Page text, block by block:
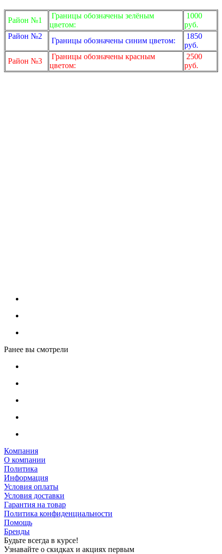
Район №1
Границы обозначены зелёным
цветом:
1000
руб.
Район №2
Границы обозначены синим цветом:
1850
руб.
Район №3
Границы обозначены красным
цветом:
2500
руб.
Ранее вы смотрели
Компания
О компании
Политика
Информация
Условия оплаты
Условия доставки
Гарантия на товар
Политика конфиденциальности
Помощь
Бренды
Будьте всегда в курсе!
Узнавайте о скидках и акциях первым